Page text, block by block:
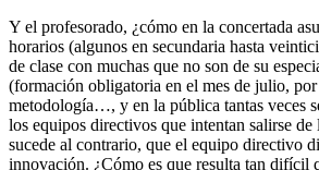
Y el profesorado, ¿cómo en la concertada
horarios (algunos en secundaria hasta
de clase con muchas que no son de su
(formación obligatoria en el mes de julio,
metodología…, y en la pública tantas veces
los equipos directivos que intentan salirse de
sucede al contrario, que el equipo directivo
innovación. ¿Cómo es que resulta tan difícil